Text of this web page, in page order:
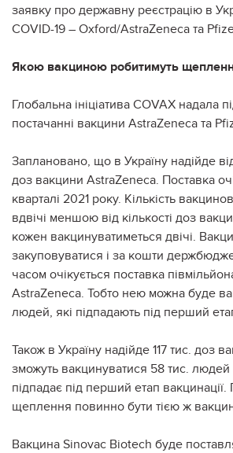
заявку про державну реєстрацію в
COVID-19 – Oxford/AstraZeneca та
Якою вакциною робитимуть
Глобальна ініціатива COVAX надала
постачанні вакцини AstraZeneca та
Заплановано, що в Україну надійде
доз вакцини AstraZeneca. Поставка
кварталі 2021 року. Кількість
вдвічі меншою від кількості доз
кожен вакцинуватиметься двічі.
закуповуватися і за кошти
часом очікується поставка
AstraZeneca. Тобто нею можна буде
людей, які підпадають під перший
Також в Україну надійде 117 тис. доз
зможуть вакцинуватися 58 тис. людей
підпадає під перший етап
щеплення повинно бути тією ж
Вакцина Sinovac Biotech буде